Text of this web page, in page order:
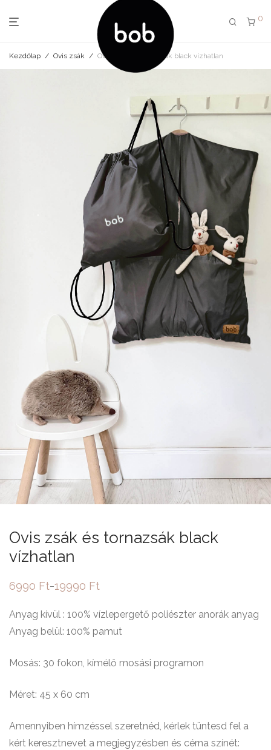
0
Kezdőlap / Ovis zsák / Ovis zsák és tornazsák black vízhatlan
Ovis zsák és tornazsák black
vízhatlan
6990 Ft–19990 Ft
Ártartomány:
19990 Ft
Anyag kívül : 100% vízlepergető poliészter anorák anyag
Anyag belül: 100% pamut
Mosás: 30 fokon, kímélő mosási programon
Méret: 45 x 60 cm
Amennyiben hímzéssel szeretnéd, kérlek tüntesd fel a
kért keresztnevet a megjegyzésben és cérna színét: